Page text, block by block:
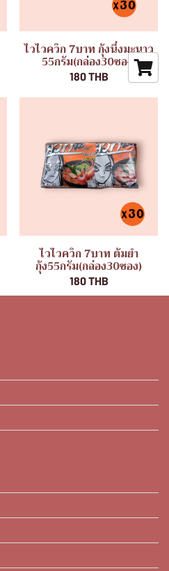
ไวไวควิก 7บาท กุ้งนึ่งมะนาว
55กรัม(กล่อง30ซอง)
180 THB
ไวไวควิก 7บาท ต้มยำ
กุ้ง55กรัม(กล่อง30ซอง)
180 THB